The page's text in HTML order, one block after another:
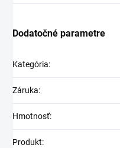
Dodatočné parametre
Kategória:
Záruka:
Hmotnosť:
Produkt: